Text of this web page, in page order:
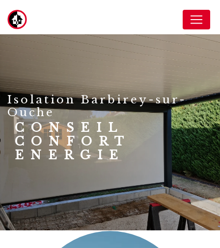
isolation Barbirey-sur-
Ouche
CONSEIL
CONFORT
ENERGIE